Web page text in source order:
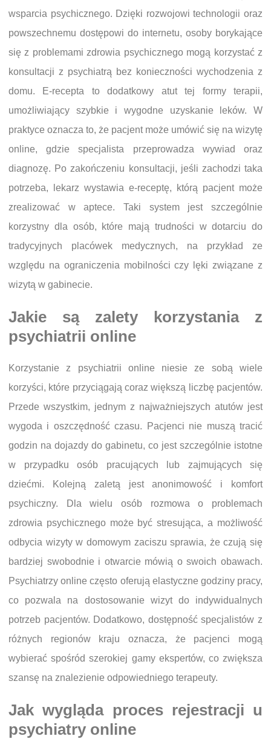
wsparcia psychicznego. Dzięki rozwojowi technologii oraz
powszechnemu dostępowi do internetu, osoby borykające
się z problemami zdrowia psychicznego mogą korzystać z
konsultacji z psychiatrą bez konieczności wychodzenia z
domu. E-recepta to dodatkowy atut tej formy terapii,
umożliwiający szybkie i wygodne uzyskanie leków. W
praktyce oznacza to, że pacjent może umówić się na wizytę
online, gdzie specjalista przeprowadza wywiad oraz
diagnozę. Po zakończeniu konsultacji, jeśli zachodzi taka
potrzeba, lekarz wystawia e-receptę, którą pacjent może
zrealizować w aptece. Taki system jest szczególnie
korzystny dla osób, które mają trudności w dotarciu do
tradycyjnych placówek medycznych, na przykład ze
względu na ograniczenia mobilności czy lęki związane z
wizytą w gabinecie.
Jakie są zalety korzystania z
psychiatrii online
Korzystanie z psychiatrii online niesie ze sobą wiele
korzyści, które przyciągają coraz większą liczbę pacjentów.
Przede wszystkim, jednym z najważniejszych atutów jest
wygoda i oszczędność czasu. Pacjenci nie muszą tracić
godzin na dojazdy do gabinetu, co jest szczególnie istotne
w przypadku osób pracujących lub zajmujących się
dziećmi. Kolejną zaletą jest anonimowość i komfort
psychiczny. Dla wielu osób rozmowa o problemach
zdrowia psychicznego może być stresująca, a możliwość
odbycia wizyty w domowym zaciszu sprawia, że czują się
bardziej swobodnie i otwarcie mówią o swoich obawach.
Psychiatrzy online często oferują elastyczne godziny pracy,
co pozwala na dostosowanie wizyt do indywidualnych
potrzeb pacjentów. Dodatkowo, dostępność specjalistów z
różnych regionów kraju oznacza, że pacjenci mogą
wybierać spośród szerokiej gamy ekspertów, co zwiększa
szansę na znalezienie odpowiedniego terapeuty.
Jak wygląda proces rejestracji u
psychiatry online